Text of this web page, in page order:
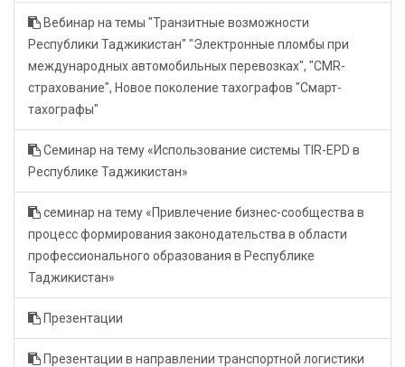
Вебинар на темы "Транзитные возможности
Республики Таджикистан" "Электронные пломбы при
международных автомобильных перевозках", "CMR-
страхование", Новое поколение тахографов "Смарт-
тахографы"
Семинар на тему «Использование системы TIR-EPD в
Республике Таджикистан»
семинар на тему «Привлечение бизнес-сообщества в
процесс формирования законодательства в области
профессионального образования в Республике
Таджикистан»
Презентации
Презентации в направлении транспортной логистики